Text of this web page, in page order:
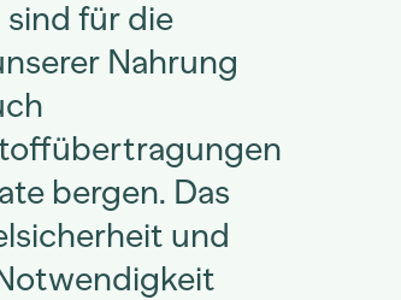
für die
Nahrung
bergen. Das
und